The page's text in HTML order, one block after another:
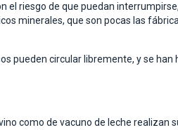
riesgo de que puedan
minerales, que son pocas las
pueden circular libremente, y se
como de vacuno de leche realizan